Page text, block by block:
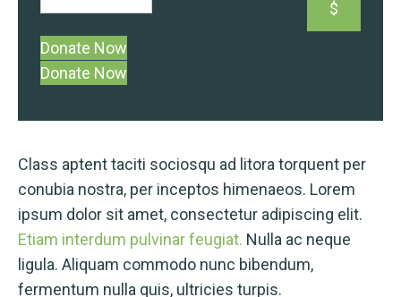
$
Donate Now
Class aptent taciti sociosqu ad litora torquent per
conubia nostra, per inceptos himenaeos. Lorem
ipsum dolor sit amet, consectetur adipiscing elit.
Etiam interdum pulvinar feugiat. Nulla ac neque
ligula. Aliquam commodo nunc bibendum,
fermentum nulla quis, ultricies turpis.